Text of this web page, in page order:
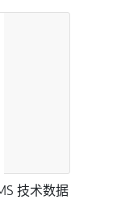
技术数据